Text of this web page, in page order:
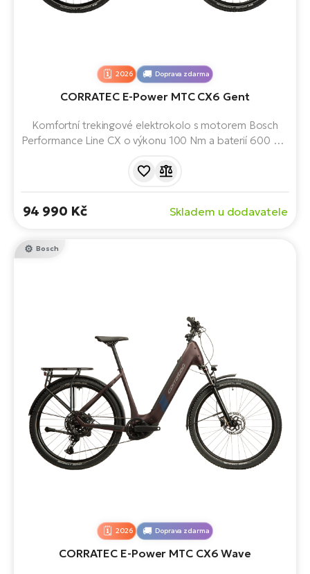
Doprava zdarma
2026
CORRATEC E-Power MTC CX6 Gent
Komfortní trekingové elektrokolo s motorem Bosch
Performance Line CX o výkonu 100 Nm a baterií 600 Wh
každodenním dojíždění i delších výletech.
94 990 Kč Skladem u dodavatele
Bosch
Doprava zdarma
2026
CORRATEC E-Power MTC CX6 Wave